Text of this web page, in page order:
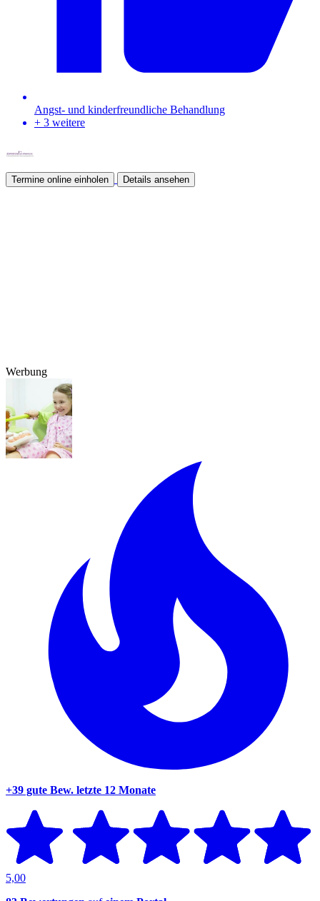
Angst- und kinderfreundliche Behandlung
+ 3 weitere
Termine online einholen Details ansehen
Werbung
+39 gute Bew. letzte 12 Monate
5,00